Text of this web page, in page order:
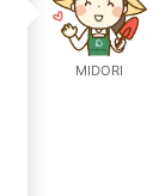
MIDORI